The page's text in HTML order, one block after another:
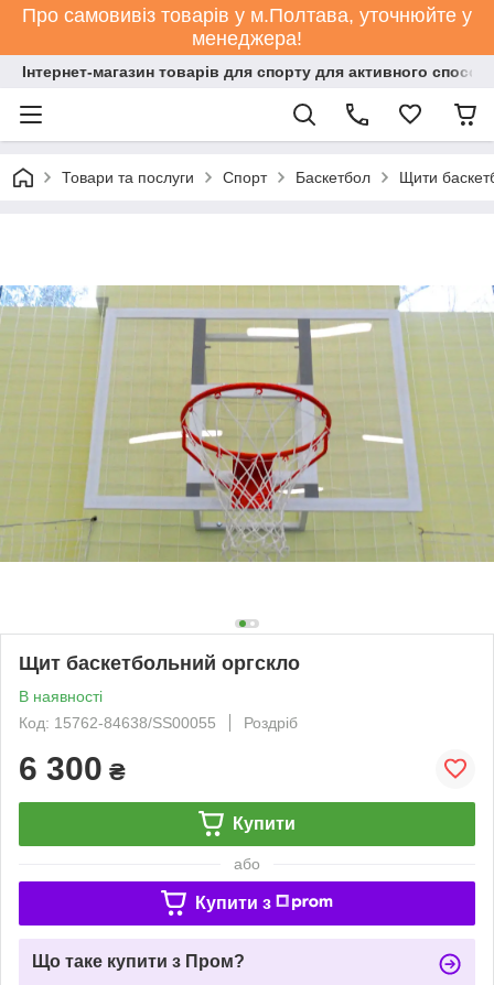
Про самовивіз товарів у м.Полтава, уточнюйте у
менеджера!
Інтернет-магазин товарів для спорту для активного
Товари та послуги Спорт Баскетбол Щити
Щит баскетбольний оргскло
В наявності
Код: 15762-84638/SS00055
Роздріб
6 300 ₴
Купити
або
Купити з
Що таке купити з Пром?